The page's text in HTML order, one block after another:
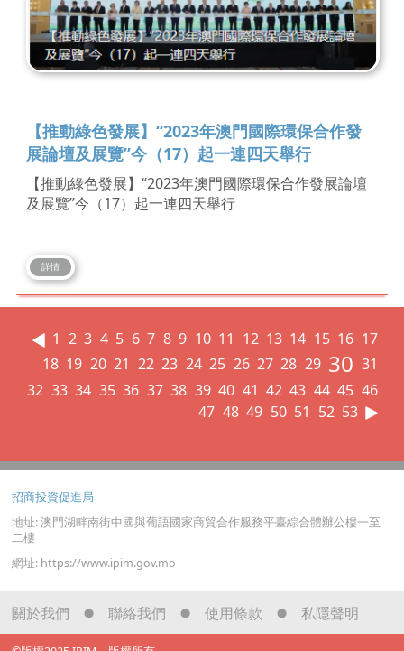
【推動綠色發展】“2023年澳門國際環保合作發
展論壇及展覽”今（17）起一連四天舉行
【推動綠色發展】“2023年澳門國際環保合作發展論壇
及展覽”今（17）起一連四天舉行
詳情
1 2 3 4 5 6 7 8 9 10 11 12 13 14 15 16 17
18 19 20 21 22 23 24 25 26 27 28 29 30 31
32 33 34 35 36 37 38 39 40 41 42 43 44 45 46
47 48 49 50 51 52 53
招商投資促進局
地址: 澳門湖畔南街中國與葡語國家商貿合作服務平臺綜合體辦公樓一至
二樓
網址: https://www.ipim.gov.mo
關於我們 ⬤ 聯絡我們 ⬤ 使用條款 ⬤ 私隱聲明